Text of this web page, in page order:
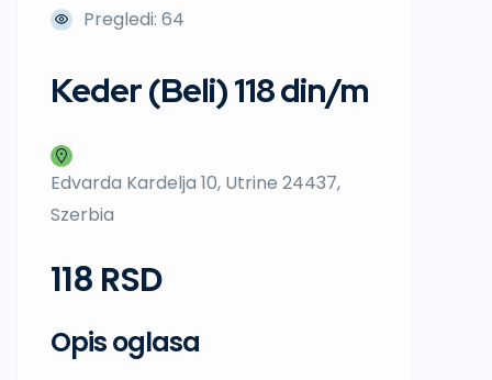
Pregledi: 64
Keder (Beli) 118 din/m
Edvarda Kardelja 10, Utrine 24437,
Szerbia
118 RSD
Opis oglasa